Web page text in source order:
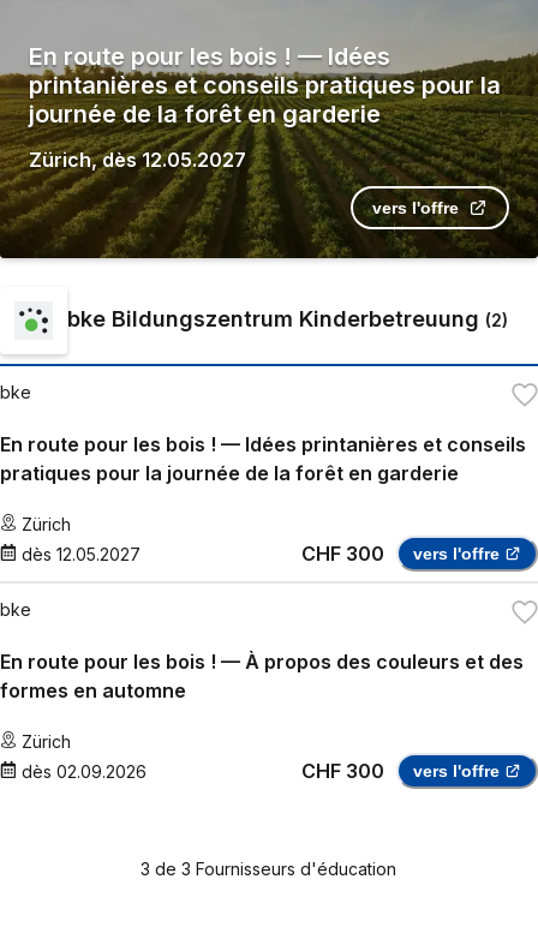
En route pour les bois ! — Idées
printanières et conseils pratiques pour la
journée de la forêt en garderie
Zürich,dès 12.05.2027
vers l'offre
bke Bildungszentrum Kinderbetreuung (2)
bke
En route pour les bois ! — Idées printanières et conseils
pratiques pour la journée de la forêt en garderie
Zürich
dès 12.05.2027 CHF 300 vers l'offre
bke
En route pour les bois ! — À propos des couleurs et des
formes en automne
Zürich
dès 02.09.2026 CHF 300 vers l'offre
3 de 3 Fournisseurs d'éducation